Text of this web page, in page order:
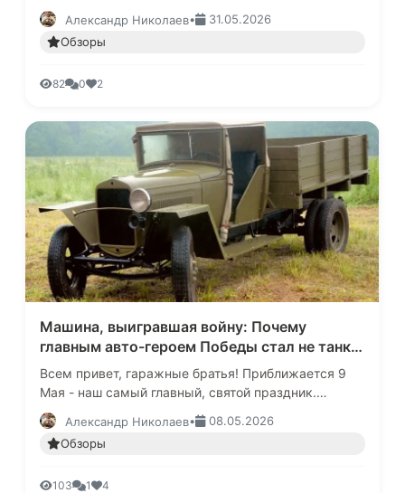
стартовой решетке пелотон. Машины, каждая из
которых стоит как хороший осо…
Александр Николаев•
31.05.2026
Обзоры
82 0 2
Машина, выигравшая войну: Почему
главным авто-героем Победы стал не танк,
а грузовик из дерева и брезента
Всем привет, гаражные братья! Приближается 9
Мая - наш самый главный, святой праздник.
Обычно вспоминая технику победы в Великой
отечественной войны - вспоминаю…
Александр Николаев•
08.05.2026
Обзоры
103 1 4